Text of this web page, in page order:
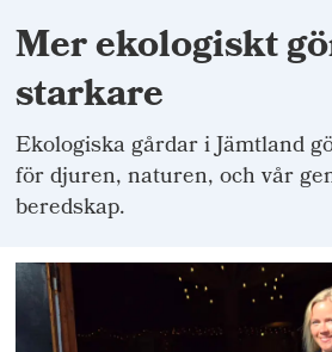
Mer ekologiskt
starkare
Ekologiska gårdar i Jämtland
för djuren, naturen, och vår
beredskap.